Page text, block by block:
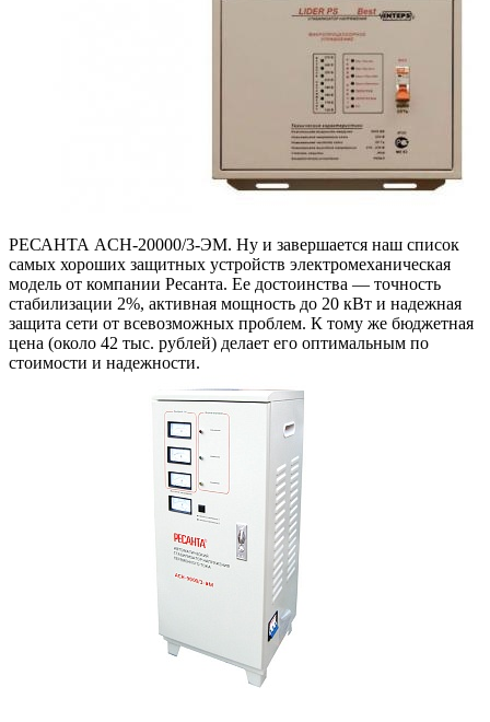
РЕСАНТА ACH-20000/3-ЭМ. Ну и завершается наш список
самых хороших защитных устройств электромеханическая
модель от компании Ресанта. Ее достоинства — точность
стабилизации 2%, активная мощность до 20 кВт и надежная
защита сети от всевозможных проблем. К тому же бюджетная
цена (около 42 тыс. рублей) делает его оптимальным по
стоимости и надежности.